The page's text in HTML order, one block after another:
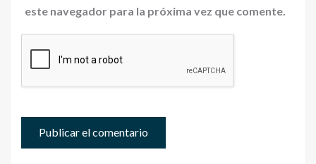
este navegador para la próxima vez que comente.